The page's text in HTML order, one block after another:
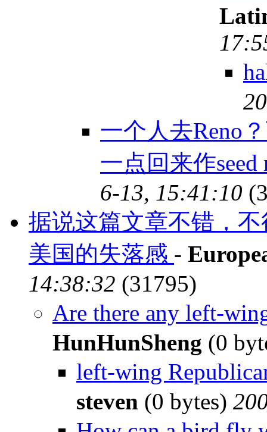
一个人去Reno
一点回来作
6-13, 15:41:10
据说这篇文章不错，
美国的失落感 -
14:38:32 (31795)
Are there any left-
HunHunSheng (0
left-wing
steven (0 bytes)